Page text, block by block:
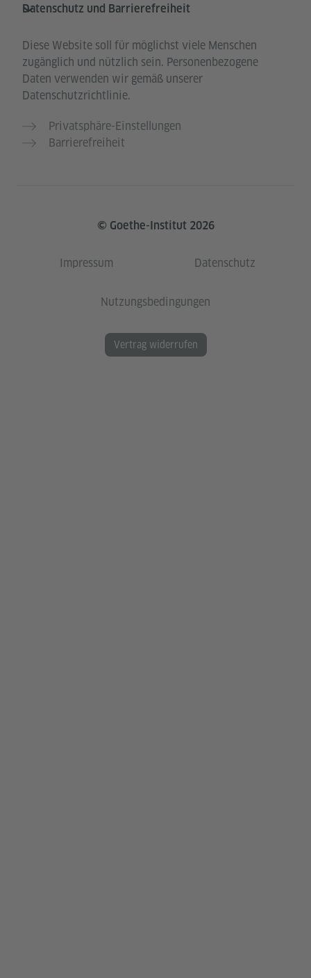
Datenschutz und Barrierefreiheit
Diese Website soll für möglichst viele Menschen
zugänglich und nützlich sein. Personenbezogene
Daten verwenden wir gemäß unserer
Datenschutzrichtlinie.
Privatsphäre-Einstellungen
Barrierefreiheit
© Goethe-Institut 2026
Impressum Datenschutz
Nutzungsbedingungen
Vertrag widerrufen